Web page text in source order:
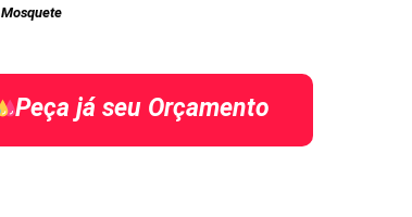
Mosquete
Peça já seu Orçamento